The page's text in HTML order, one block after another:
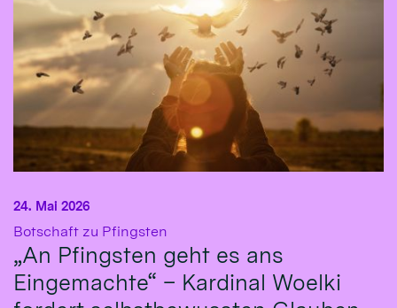
Botschaft zu Pfingsten
„An Pfingsten geht es ans
Eingemachte“ – Kardinal Woelki
24. Mai 2026